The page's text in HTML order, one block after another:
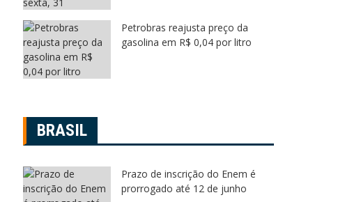
Petrobras reajusta preço da
gasolina em R$ 0,04 por litro
BRASIL
Prazo de inscrição do Enem é
prorrogado até 12 de junho